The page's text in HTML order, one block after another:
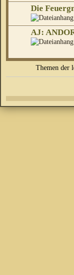
Die
AJ:
Themen der